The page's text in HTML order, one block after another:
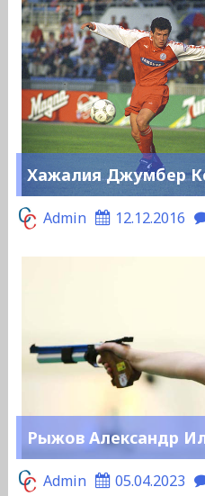
Хажалия Джумбер
Admin 12.12.2016
Рыжов Александр
Admin 05.04.2023